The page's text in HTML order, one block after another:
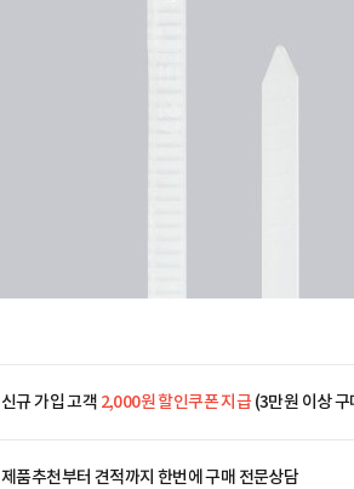
신규 가입 고객 2,000원 할인쿠폰 지급(3만원 이상 구
제품추천부터 견적까지 한번에구매 전문상담